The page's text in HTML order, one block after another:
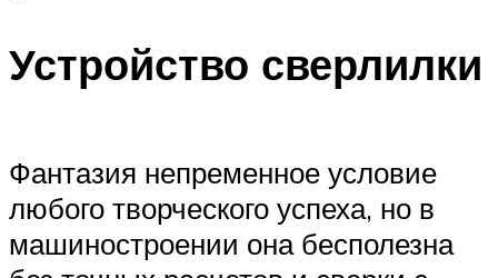
Устройство сверлилки
Фантазия непременное условие
любого творческого успеха, но в
машиностроении она бесполезна